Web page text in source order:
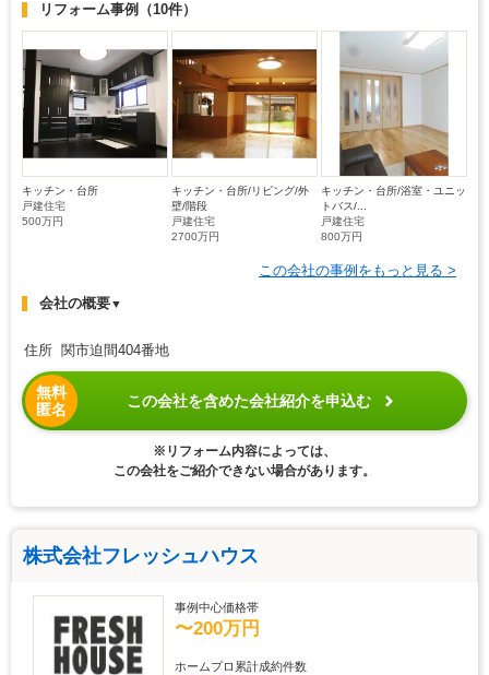
リフォーム事例 （10件）
キッチン・台所
戸建住宅
500万円
キッチン・台所/リビング/外
壁/階段
戸建住宅
2700万円
キッチン・台所/浴室・ユニッ
トバス/...
戸建住宅
800万円
この会社の事例をもっと見る >
会社の概要▼
住所 関市迫間404番地
無料
匿名
この会社を含めた会社紹介を申込む
※リフォーム内容によっては、
この会社をご紹介できない場合があります。
株式会社フレッシュハウス
事例中心価格帯
〜200万円
ホームプロ累計成約件数